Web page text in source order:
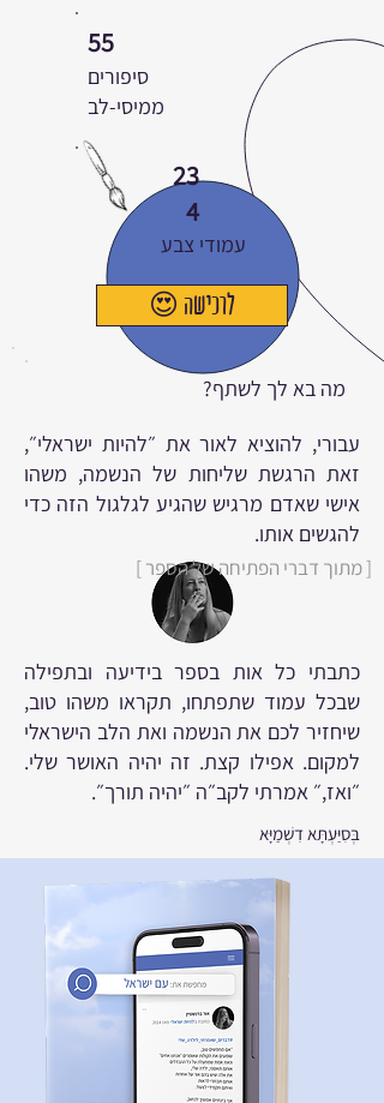
55
סיפורים
ממיסי-לב
23
4
עמודי צבע
😍 לרכישה
מה בא לך לשתף?
עבורי, להוציא לאור את ״להיות ישראלי״,
זאת הרגשת שליחות של הנשמה, משהו
אישי שאדם מרגיש שהגיע לגלגול הזה כדי
להגשים אותו.
כתבתי כל אות בספר בידיעה ובתפילה
שבכל עמוד שתפתחו, תקראו משהו טוב,
שיחזיר לכם את הנשמה ואת הלב הישראלי
למקום. אפילו קצת. זה יהיה האושר שלי.
״ואז,״ אמרתי לקב״ה ״יהיה תורך״.
[ מתוך דברי הפתיחה של הספר ]
בְּסִיַּעְתָּא דִשְׁמַיָּא